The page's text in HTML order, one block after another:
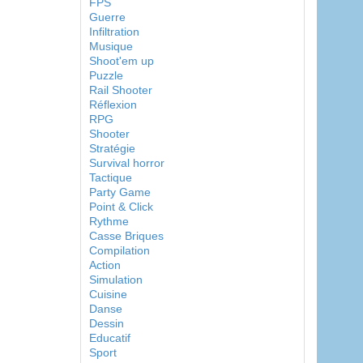
Guerre
Infiltration
Musique
Shoot'em up
Puzzle
Rail Shooter
Réflexion
RPG
Shooter
Stratégie
Survival horror
Tactique
Party Game
Point & Click
Rythme
Casse Briques
Compilation
Action
Simulation
Cuisine
Danse
Dessin
Educatif
Sport